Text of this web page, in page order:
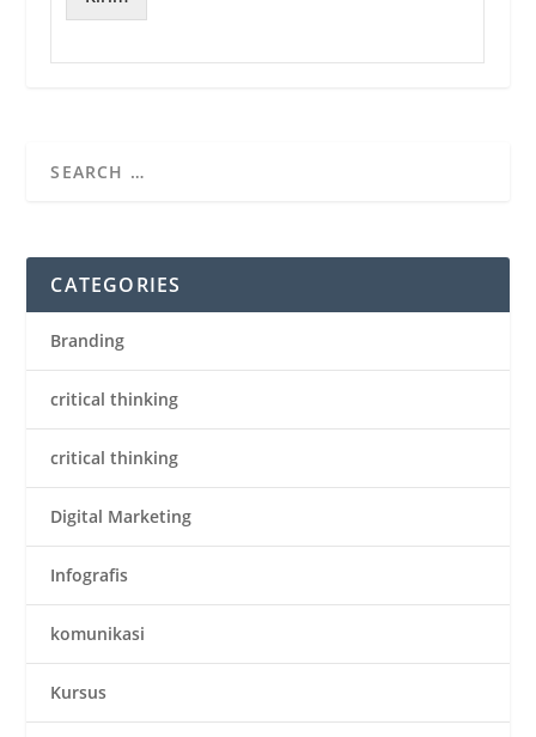
CATEGORIES
Branding
critical thinking
critical thinking
Digital Marketing
Infografis
komunikasi
Kursus